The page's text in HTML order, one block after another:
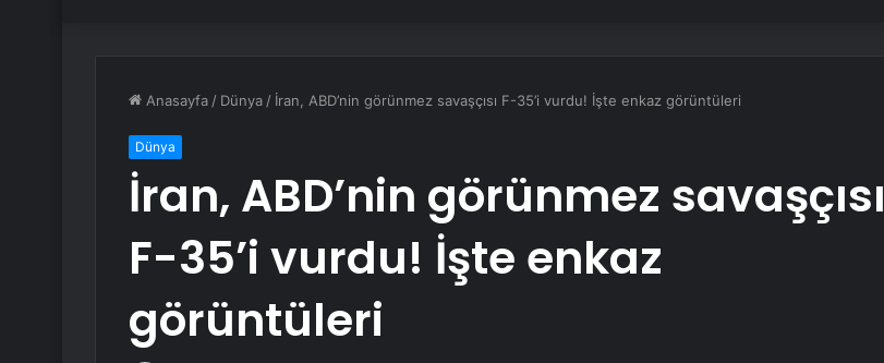
Anasayfa / Dünya / İran, ABD’nin görünmez savaşçısı F-35’i vurdu! İşte enkaz görüntüleri
Dünya
İran, ABD’nin görünmez savaşçısı
F-35’i vurdu! İşte enkaz
görüntüleri